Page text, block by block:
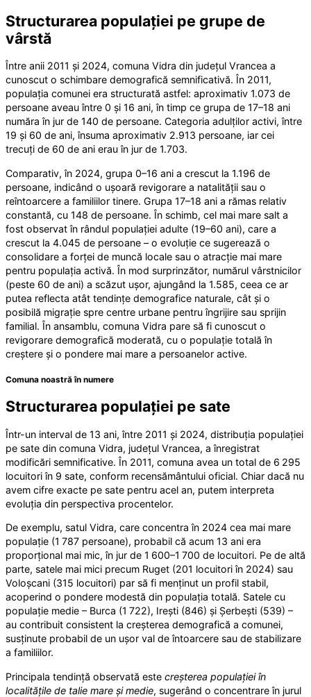
Structurarea populației pe grupe de
vârstă
Între anii 2011 și 2024, comuna Vidra din județul Vrancea a
cunoscut o schimbare demografică semnificativă. În 2011,
populația comunei era structurată astfel: aproximativ 1.073 de
persoane aveau între 0 și 16 ani, în timp ce grupa de 17–18 ani
număra în jur de 140 de persoane. Categoria adulților activi, între
19 și 60 de ani, însuma aproximativ 2.913 persoane, iar cei
trecuți de 60 de ani erau în jur de 1.703.
Comparativ, în 2024, grupa 0–16 ani a crescut la 1.196 de
persoane, indicând o ușoară revigorare a natalității sau o
reîntoarcere a familiilor tinere. Grupa 17–18 ani a rămas relativ
constantă, cu 148 de persoane. În schimb, cel mai mare salt a
fost observat în rândul populației adulte (19–60 ani), care a
crescut la 4.045 de persoane – o evoluție ce sugerează o
consolidare a forței de muncă locale sau o atracție mai mare
pentru populația activă. În mod surprinzător, numărul vârstnicilor
(peste 60 de ani) a scăzut ușor, ajungând la 1.585, ceea ce ar
putea reflecta atât tendințe demografice naturale, cât și o
posibilă migrație spre centre urbane pentru îngrijire sau sprijin
familial. În ansamblu, comuna Vidra pare să fi cunoscut o
revigorare demografică moderată, cu o populație totală în
creștere și o pondere mai mare a persoanelor active.
Comuna noastră în numere
Structurarea populației pe sate
Într-un interval de 13 ani, între 2011 și 2024, distribuția populației
pe sate din comuna Vidra, județul Vrancea, a înregistrat
modificări semnificative. În 2011, comuna avea un total de 6 295
locuitori în 9 sate, conform recensământului oficial. Chiar dacă nu
avem cifre exacte pe sate pentru acel an, putem interpreta
evoluția din perspectiva procentelor.
De exemplu, satul Vidra, care concentra în 2024 cea mai mare
populație (1 787 persoane), probabil că acum 13 ani era
proporțional mai mic, în jur de 1 600–1 700 de locuitori. Pe de altă
parte, satele mai mici precum Ruget (201 locuitori în 2024) sau
Voloșcani (315 locuitori) par să fi menținut un profil stabil,
acoperind o pondere modestă din populația totală. Satele cu
populație medie – Burca (1 722), Irești (846) și Șerbești (539) –
au contribuit consistent la creșterea demografică a comunei,
susținute probabil de un ușor val de întoarcere sau de stabilizare
a familiilor.
Principala tendință observată este creșterea populației în
localitățile de talie mare și medie, sugerând o concentrare în jurul